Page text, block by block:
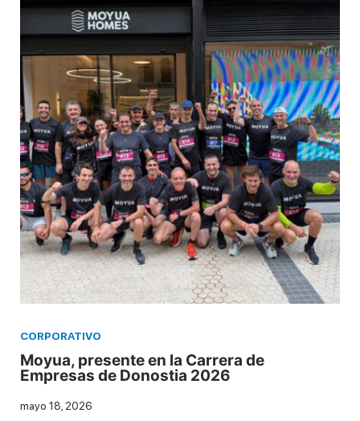
CORPORATIVO
Moyua, presente en la Carrera de
Empresas de Donostia 2026
mayo 18, 2026